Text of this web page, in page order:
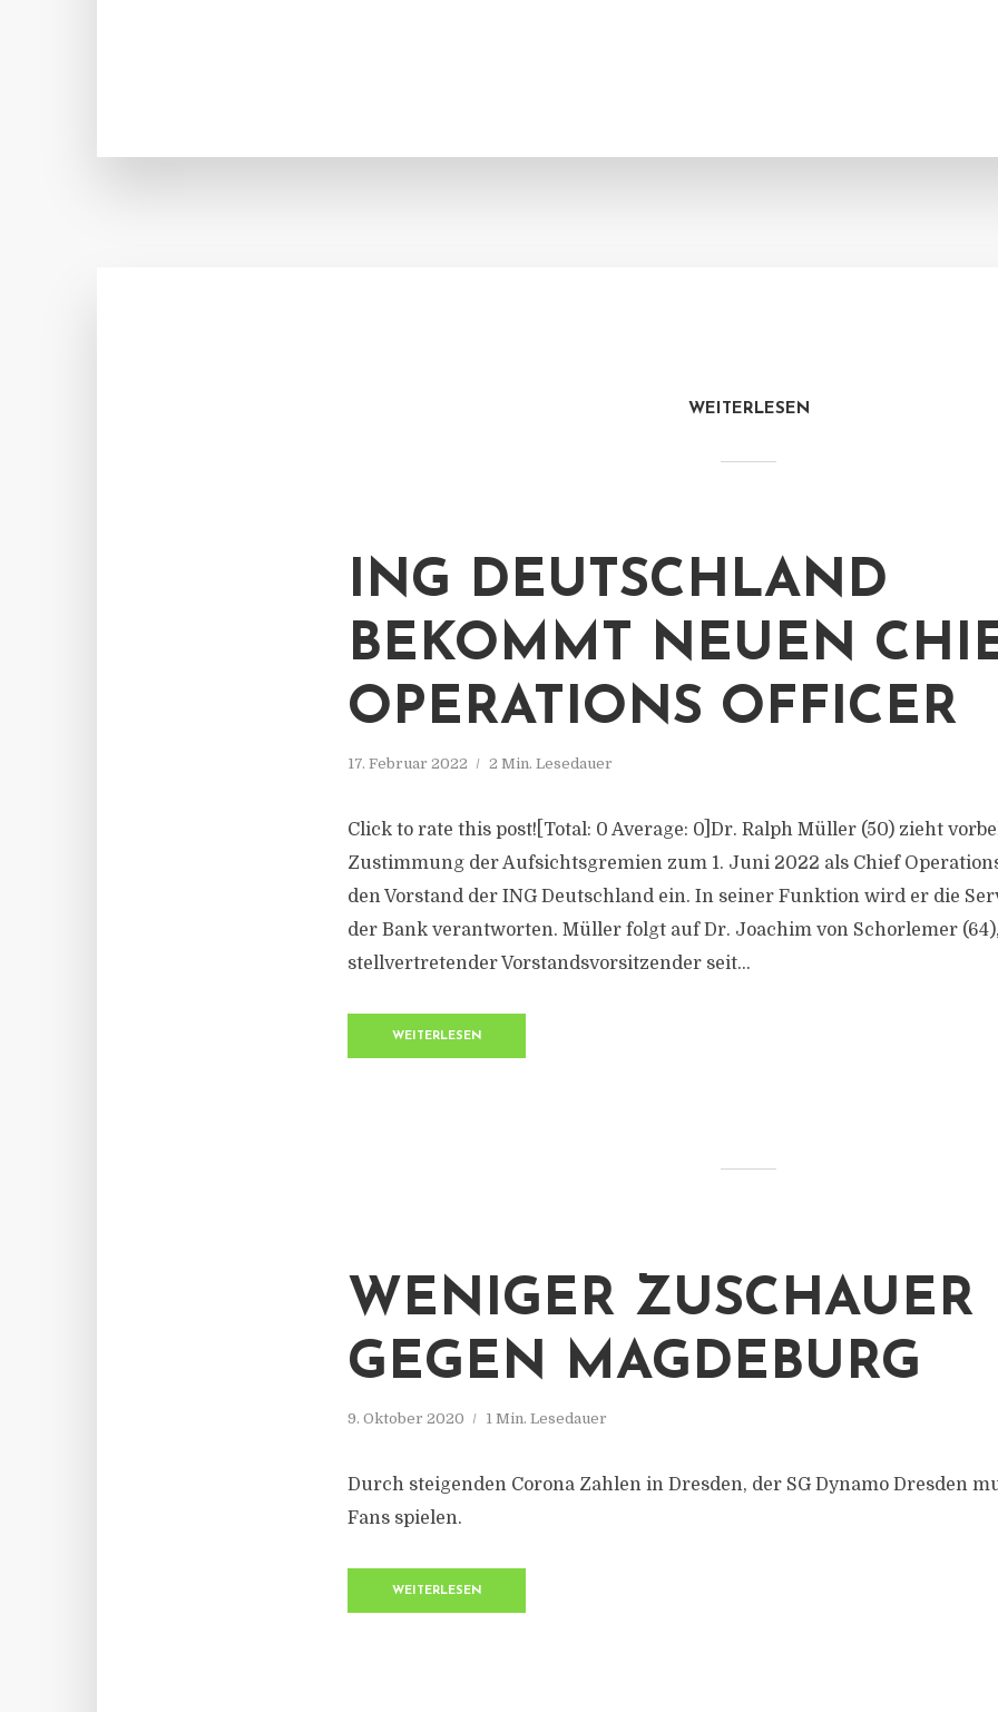
WEITERLESEN
ING DEUTSCHLAND
BEKOMMT NEUEN
OPERATIONS OFFICER
17. Februar 2022 2 Min. Lesedauer
Click to rate this post![Total: 0 Average: 0]Dr. Ralph Müller (50) zieht
Zustimmung der Aufsichtsgremien zum 1. Juni 2022 als Chief
den Vorstand der ING Deutschland ein. In seiner Funktion wird er die
der Bank verantworten. Müller folgt auf Dr. Joachim von Schorlemer
stellvertretender Vorstandsvorsitzender seit...
WEITERLESEN
WENIGER ZUSCHAUER
GEGEN MAGDEBURG
9. Oktober 2020 1 Min. Lesedauer
Durch steigenden Corona Zahlen in Dresden, der SG Dynamo Dresden
Fans spielen.
WEITERLESEN